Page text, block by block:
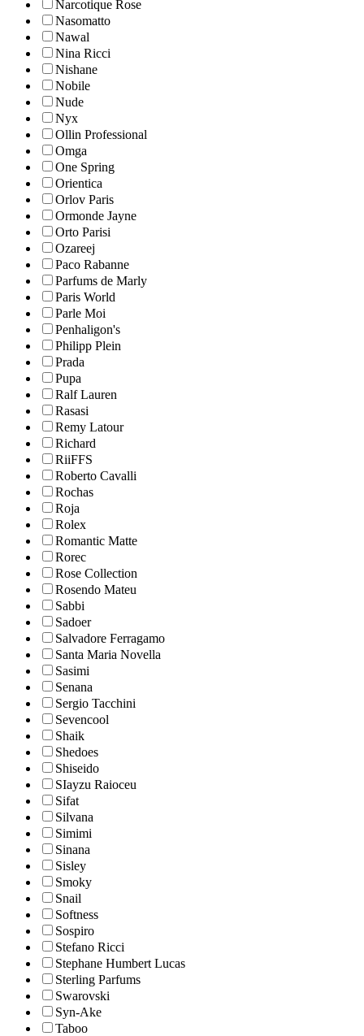
Narcotique Rose
Nasomatto
Nawal
Nina Ricci
Nishane
Nobile
Nude
Nyx
Ollin Professional
Omga
One Spring
Orientica
Orlov Paris
Ormonde Jayne
Orto Parisi
Ozareej
Paco Rabanne
Parfums de Marly
Paris World
Parle Moi
Penhaligon's
Philipp Plein
Prada
Pupa
Ralf Lauren
Rasasi
Remy Latour
Richard
RiiFFS
Roberto Cavalli
Rochas
Roja
Rolex
Romantic Matte
Rorec
Rose Collection
Rosendo Mateu
Sabbi
Sadoer
Salvadore Ferragamo
Santa Maria Novella
Sasimi
Senana
Sergio Tacchini
Sevencool
Shaik
Shedoes
Shiseido
SIayzu Raioceu
Sifat
Silvana
Simimi
Sinana
Sisley
Smoky
Snail
Softness
Sospiro
Stefano Ricci
Stephane Humbert Lucas
Sterling Parfums
Swarovski
Syn-Ake
Taboo